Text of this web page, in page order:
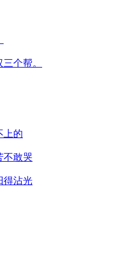
个帮。
上的
不敢哭
得沾光